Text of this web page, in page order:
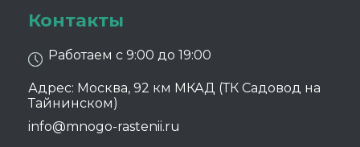
Контакты
Работаем с 9:00 до 19:00
Адрес: Москва, 92 км МКАД (ТК Садовод на
Тайнинском)
info@mnogo-rastenii.ru